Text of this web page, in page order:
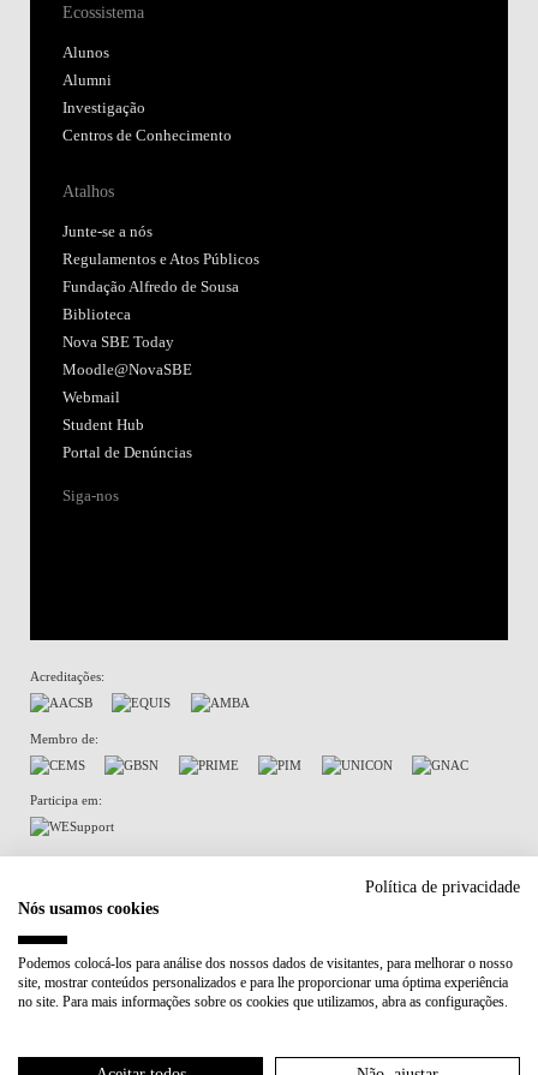
Ecossistema
Alunos
Alumni
Investigação
Centros de Conhecimento
Atalhos
Junte-se a nós
Regulamentos e Atos Públicos
Fundação Alfredo de Sousa
Biblioteca
Nova SBE Today
Moodle@NovaSBE
Webmail
Student Hub
Portal de Denúncias
Siga-nos
Acreditações:
Membro de:
Participa em:
Política de privacidade
Nós usamos cookies
Podemos colocá-los para análise dos nossos dados de visitantes, para melhorar o nosso
site, mostrar conteúdos personalizados e para lhe proporcionar uma óptima experiência
no site. Para mais informações sobre os cookies que utilizamos, abra as configurações.